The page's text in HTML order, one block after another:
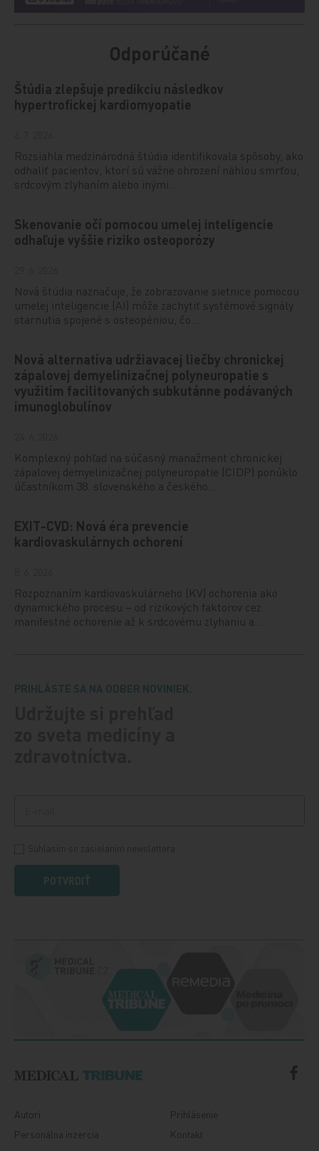
Odporúčané
Štúdia zlepšuje predikciu následkov
hypertrofickej kardiomyopatie
Rozsiahla medzinárodná štúdia identifikovala spôsoby, ako
odhaliť pacientov, ktorí sú vážne ohrození náhlou smrťou,
srdcovým zlyhaním alebo inými…
Skenovanie očí pomocou umelej inteligencie
odhaľuje vyššie riziko osteoporózy
Nová štúdia naznačuje, že zobrazovanie sietnice pomocou
umelej inteligencie (AI) môže zachytiť systémové signály
starnutia spojené s osteopéniou, čo…
Nová alternatíva udržiavacej liečby chronickej
zápalovej demyelinizačnej polyneuropatie s
využitím facilitovaných subkutánne podávaných
imunoglobulínov
Komplexný pohľad na súčasný manažment chronickej
zápalovej demyelinizačnej polyneuropatie (CIDP) ponúklo
účastníkom 38. slovenského a českého…
EXIT-CVD: Nová éra prevencie
kardiovaskulárnych ochorení
Rozpoznaním kardiovaskulárneho (KV) ochorenia ako
dynamického procesu – od rizikových faktorov cez
manifestné ochorenie až k srdcovému zlyhaniu a…
PRIHLÁSTE SA NA ODBER NOVINIEK.
POTVRDIŤ
Autori
Personálna inzercia
Prihlásenie
Kontakt